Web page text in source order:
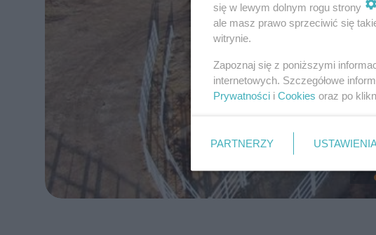
się w lewym dolnym rogu strony
ale masz prawo sprzeciwić się
witrynie.
Zapoznaj się z poniższymi
internetowych. Szczegółowe
Prywatności i Cookies oraz po
PARTNERZY